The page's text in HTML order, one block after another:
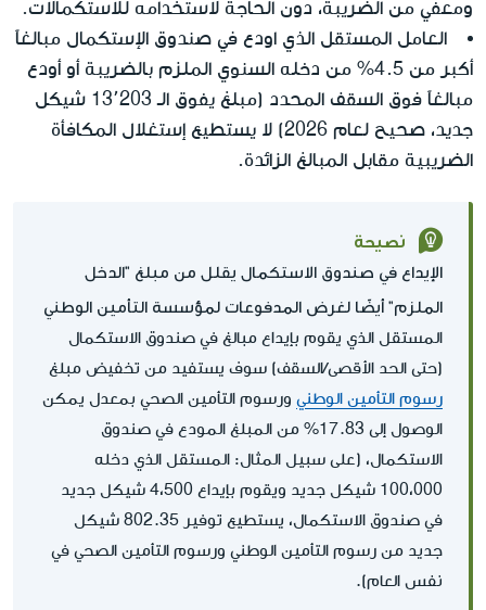
ومعفي من الضريبة، دون الحاجة لاستخدامه للاستكمالات.
العامل المستقل الذي اودع في صندوق الإستكمال مبالغاً
أكبر من 4.5% من دخله السنوي الملزم بالضريبة أو أودع
مبالغاً فوق السقف المحدد (مبلغ يفوق الـ 13٬203 شيكل
جديد، صحيح لعام 2026) لا يستطيع إستغلال المكافأة
الضريبية مقابل المبالغ الزائدة.
نصيحة
الإيداع في صندوق الاستكمال يقلل من مبلغ "الدخل
الملزم" أيضًا لغرض المدفوعات لمؤسسة التأمين الوطني
المستقل الذي يقوم بإيداع مبالغ في صندوق الاستكمال
(حتى الحد الأقصى/السقف) سوف يستفيد من تخفيض مبلغ
رسوم التأمين الوطني ورسوم التأمين الصحي بمعدل يمكن
الوصول إلى 17.83% من المبلغ المودع في صندوق
الاستكمال، (على سبيل المثال: المستقل الذي دخله
100،000 شيكل جديد ويقوم بإيداع 4،500 شيكل جديد
في صندوق الاستكمال، يستطيع توفير 802.35 شيكل
جديد من رسوم التأمين الوطني ورسوم التأمين الصحي في
نفس العام).